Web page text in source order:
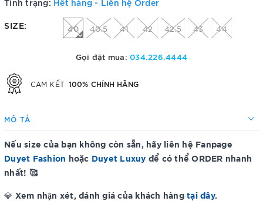
SIZE: 40 40.5 41 42 42.5 43 44
Gọi đặt mua:034.226.4444
CAM KẾT 100% CHÍNH HÃNG
MÔ TẢ
Nếu size của bạn không còn sẵn, hãy liên hệ Fanpage
Duyet Fashion hoặc Duyet Luxuy để có thể ORDER nhanh
nhất! 🥰
💎 Xem nhận xét, đánh giá của khách hàng tại đây.